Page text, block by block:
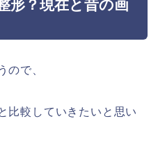
形？現在と昔の画
ので、
比較していきたいと思い